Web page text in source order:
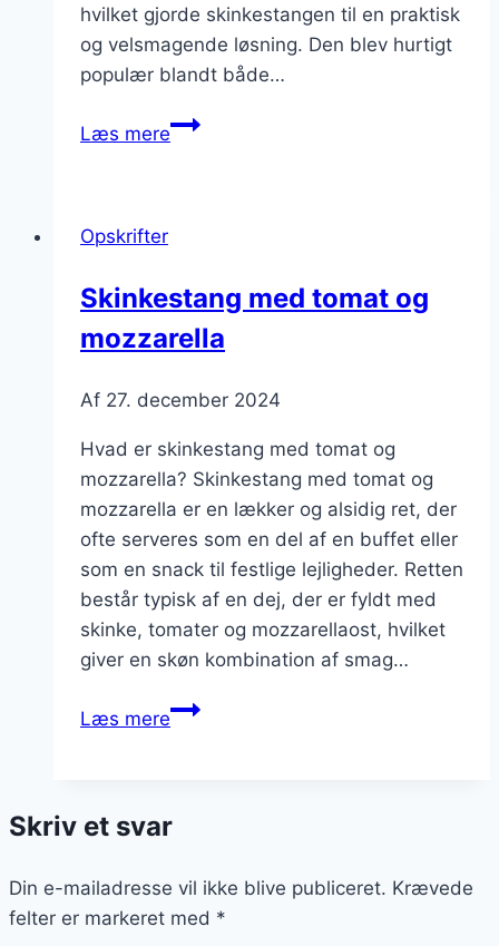
hvilket gjorde skinkestangen til en praktisk
og velsmagende løsning. Den blev hurtigt
populær blandt både…
Læs mereSkinkestang
Opskrifter
Skinkestang med tomat og
mozzarella
Af 27. december 2024
Hvad er skinkestang med tomat og
mozzarella? Skinkestang med tomat og
mozzarella er en lækker og alsidig ret, der
ofte serveres som en del af en buffet eller
som en snack til festlige lejligheder. Retten
består typisk af en dej, der er fyldt med
skinke, tomater og mozzarellaost, hvilket
giver en skøn kombination af smag…
Læs mereSkinkestang
mozzarella
Skriv et svar
Din e-mailadresse vil ikke blive publiceret. Krævede
felter er markeret med *